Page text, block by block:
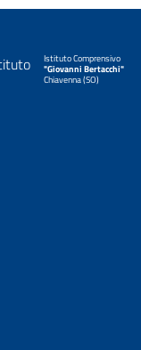
Istituto Comprensivo
"Giovanni Bertacchi"
Chiavenna (SO)